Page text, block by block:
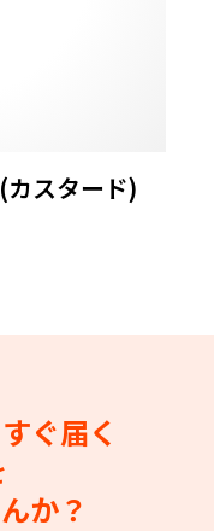
スタード)
ぐ届く
か？